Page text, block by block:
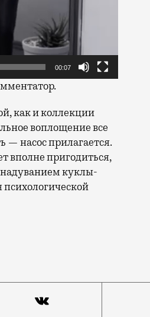
00:07
как и коллекции
воплощение все
— насос прилагается.
вполне пригодиться,
надуванием куклы-
психологической